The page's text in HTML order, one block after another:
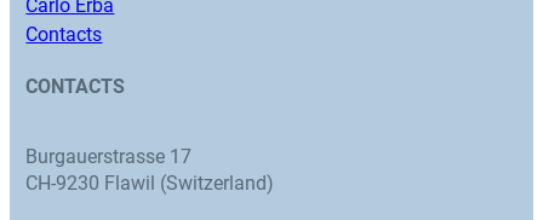
Carlo Erba
Contacts
CONTACTS
Burgauerstrasse 17
CH-9230 Flawil (Switzerland)